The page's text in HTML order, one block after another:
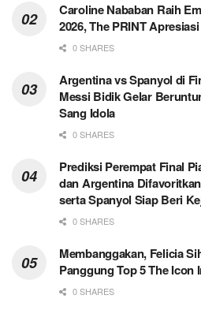
Caroline Nababan Raih
2026, The PRINT
0 SHARES
Argentina vs Spanyol di
Messi Bidik Gelar
Sang Idola
0 SHARES
Prediksi Perempat Final
dan Argentina
serta Spanyol Siap Beri
0 SHARES
Membanggakan, Felicia
Panggung Top 5 The Icon
0 SHARES